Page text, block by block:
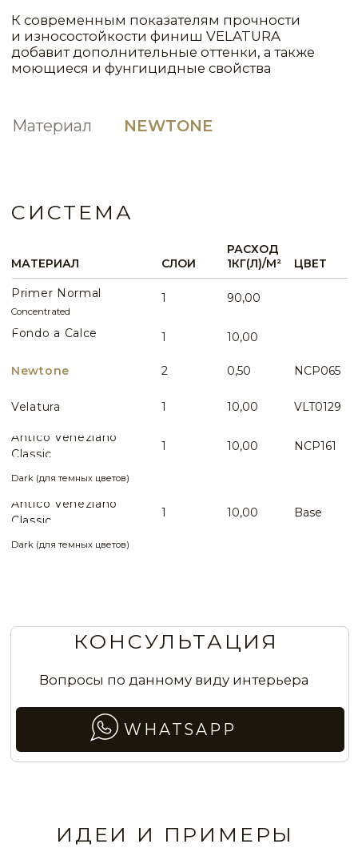
Velatura 10,00
1 VLT0129
Antico Veneziano
Classic
Dark (для темных цветов)
10,00
1 NCP161
Dark (для темных цветов)
Вопросы по данному виду интерьера
Эффект античных стен с элементами
трафаретного узора в гостиной
ИДЕИ И ПРИМЕРЫ
ВСЕ ИДЕИ ПРИМЕНЕНИЯ